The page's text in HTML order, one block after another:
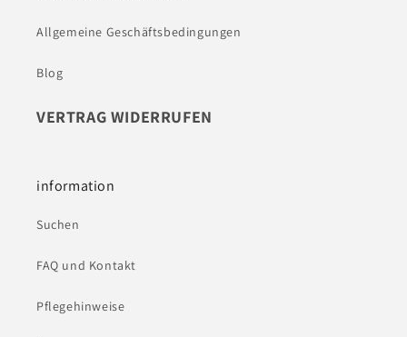
Allgemeine Geschäftsbedingungen
Blog
VERTRAG WIDERRUFEN
information
Suchen
FAQ und Kontakt
Pflegehinweise